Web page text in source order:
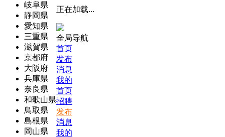
岐阜県
静岡県
愛知県
三重県
滋賀県
京都府
大阪府
兵庫県
奈良県
和歌山県
鳥取県
島根県
岡山県
正在加载...
全局导航
首页
发布
消息
我的
首页
招聘
发布
消息
我的